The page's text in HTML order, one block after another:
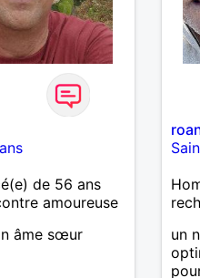
de 56 ans
amoureuse
âme sœur
un